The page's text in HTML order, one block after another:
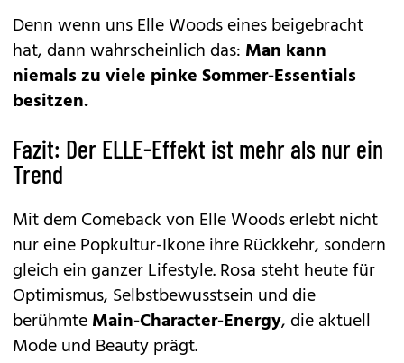
Denn wenn uns Elle Woods eines beigebracht
hat, dann wahrscheinlich das: Man kann
niemals zu viele pinke Sommer-Essentials
besitzen.
Fazit: Der ELLE-Effekt ist mehr als nur ein
Trend
Mit dem Comeback von Elle Woods erlebt nicht
nur eine Popkultur-Ikone ihre Rückkehr, sondern
gleich ein ganzer Lifestyle. Rosa steht heute für
Optimismus, Selbstbewusstsein und die
berühmteMain-Character-Energy, die aktuell
Mode und Beauty prägt.